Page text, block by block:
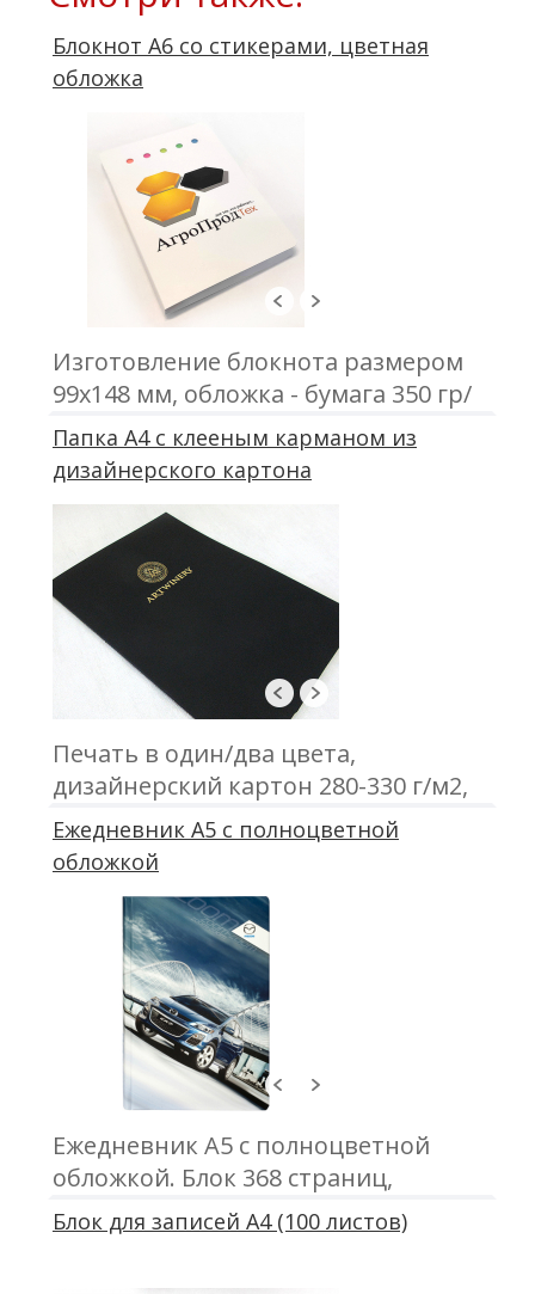
Блокнот А6 со стикерами, цветная
обложка
Изготовление блокнота размером
99х148 мм, обложка - бумага 350 гр/
м2, цветная; блок 50 листов,
офсетная печать; крепление - клей,
скотч; стикер
Папка А4 с клееным карманом из
дизайнерского картона
Печать в один/два цвета,
дизайнерский картон 280-330 г/м2,
клеенный карман
Ежедневник А5 с полноцветной
обложкой
Ежедневник А5 с полноцветной
обложкой. Блок 368 страниц,
датированный/недатированный.
Обложка полноцветная с матовой/
Блок для записей А4 (100 листов)